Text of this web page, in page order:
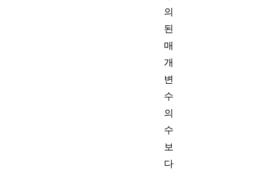
의
된
매
개
변
수
의
수
보
다